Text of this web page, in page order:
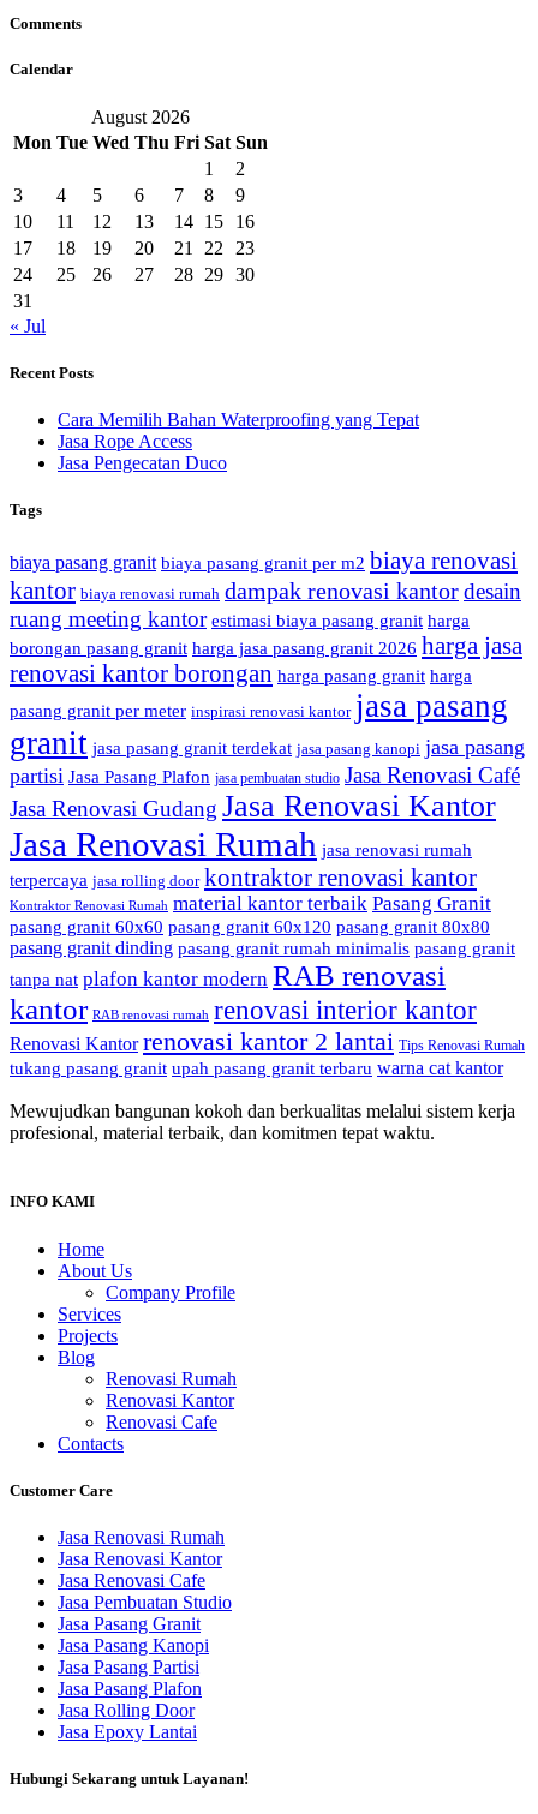
Comments
Calendar
August 2026
Mon Tue Wed Thu Fri Sat Sun
1
2
3
4 5 6 7 8
9
10
11 12 13 14 15
16
17
18 19 20 21 22
23
24
25 26 27 28 29 30
31
« Jul
Recent Posts
Cara Memilih Bahan Waterproofing yang Tepat
Jasa Rope Access
Jasa Pengecatan Duco
Tags
biaya pasang granit biaya pasang granit per m2 biaya renovasi
kantor biaya renovasi rumah dampak renovasi kantordesain
ruang meeting kantor estimasi biaya pasang granit harga
borongan pasang granit harga jasa pasang granit 2026 harga jasa
renovasi kantor borongan harga pasang granit harga
pasang granit per meter inspirasi renovasi kantor jasa pasang
granit jasa pasang granit terdekat jasa pasang kanopi jasa pasang
partisi Jasa Pasang Plafon jasa pembuatan studio Jasa Renovasi Café
Jasa Renovasi Gudang Jasa Renovasi Kantor
Jasa Renovasi Rumah jasa renovasi rumah
terpercaya jasa rolling door kontraktor renovasi kantor
Kontraktor Renovasi Rumah material kantor terbaik Pasang Granit
pasang granit 60x60 pasang granit 60x120 pasang granit 80x80
pasang granit dinding pasang granit rumah minimalis pasang granit
tanpa nat plafon kantor modern RAB renovasi
kantor RAB renovasi rumah renovasi interior kantor
Renovasi Kantor renovasi kantor 2 lantai Tips Renovasi Rumah
tukang pasang granit upah pasang granit terbaru warna cat kantor
Mewujudkan bangunan kokoh dan berkualitas melalui sistem kerja
profesional, material terbaik, dan komitmen tepat waktu.
INFO KAMI
Home
About Us
Company Profile
Services
Projects
Blog
Renovasi Rumah
Renovasi Kantor
Renovasi Cafe
Contacts
Customer Care
Jasa Renovasi Rumah
Jasa Renovasi Kantor
Jasa Renovasi Cafe
Jasa Pembuatan Studio
Jasa Pasang Granit
Jasa Pasang Kanopi
Jasa Pasang Partisi
Jasa Pasang Plafon
Jasa Rolling Door
Jasa Epoxy Lantai
Hubungi Sekarang untuk Layanan!